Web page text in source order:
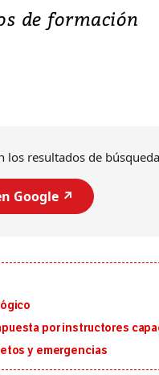
de formación
los resultados de
Google ↗️
por instructores
y emergencias
Un fuerte terremoto
al sur de Japón,
emergencia de gran...